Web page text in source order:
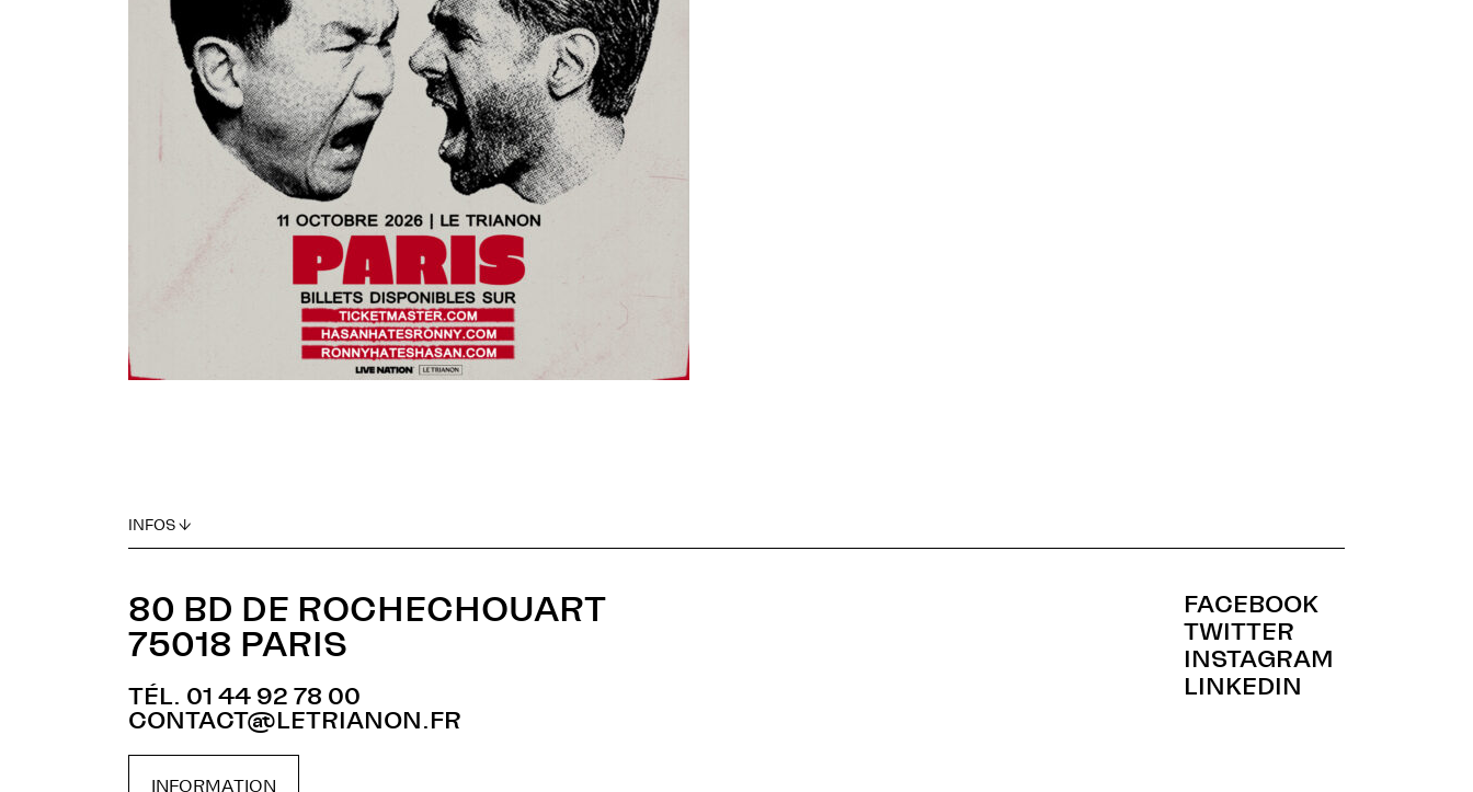
INFOS ↓
80 BD DE ROCHECHOUART
75018 PARIS
TÉL. 01 44 92 78 00
CONTACT@LETRIANON.FR
INFORMATION
FACEBOOK
TWITTER
INSTAGRAM
LINKEDIN